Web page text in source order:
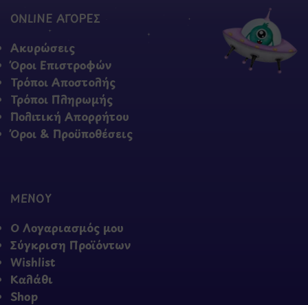
ONLINE ΑΓΟΡΕΣ
Ακυρώσεις
Όροι Επιστροφών
Τρόποι Αποστολής
Τρόποι Πληρωμής
Πολιτική Απορρήτου
Όροι & Προϋποθέσεις
ΜΕΝΟΥ
Ο Λογαριασμός μου
Σύγκριση Προϊόντων
Wishlist
Καλάθι
Shop